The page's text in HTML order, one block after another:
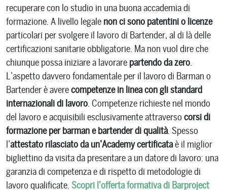
recuperare con lo studio in una buona accademia di
formazione. A livello legale non ci sono patentini o licenze
particolari per svolgere il lavoro di Bartender, al di là delle
certificazioni sanitarie obbligatorie. Ma non vuol dire che
chiunque possa iniziare a lavorare partendo da zero
L’aspetto davvero fondamentale per il lavoro di Barman o
Bartender è averecompetenze in linea con gli standard
internazionali di lavoro . Competenze richieste nel mondo
del lavoro e acquisibili esclusivamente attraversocorsi di
formazione per barman e bartender di qualità. Spesso
l’attestato rilasciato da un’Academy certificataè il miglior
bigliettino da visita da presentare a un datore di lavoro: una
garanzia di competenza e di rispetto di metodologie di
lavoro qualificate. Scopri l’offerta formativa di Barproject